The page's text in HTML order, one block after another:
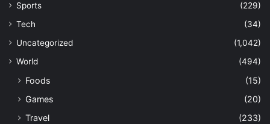
Sports
(229)
Tech
(34)
Uncategorized
(1,042)
World
(494)
Foods
(15)
Games
(20)
Travel
(233)